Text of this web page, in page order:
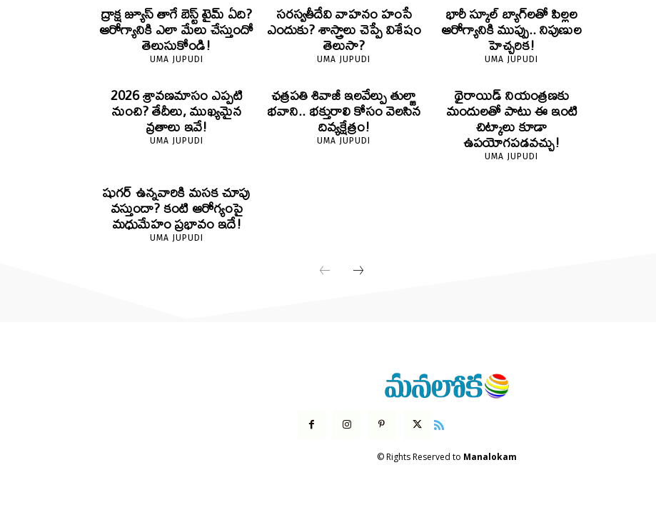
ద్రాక్ష జ్యూస్ తాగే బెస్ట్ టైమ్ ఏది?
ఆరోగ్యానికి ఎలా మేలు చేస్తుందో
తెలుసుకోండి!
UMA JUPUDI
సరస్వతీదేవి వాహనం హంసే
ఎందుకు? శాస్త్రాలు చెప్పే విశేషం
తెలుసా?
UMA JUPUDI
భారీ స్కూల్ బ్యాగ్‌లతో పిల్లల
ఆరోగ్యానికి ముప్పు.. నిపుణుల
హెచ్చరిక!
UMA JUPUDI
2026 శ్రావణమాసం ఎప్పటి
నుంచి? తేదీలు, ముఖ్యమైన
వ్రతాలు ఇవే!
UMA JUPUDI
ఛత్రపతి శివాజీ ఇలవేల్పు తుల్జా
భవాని.. భక్తురాలి కోసం వెలసిన
దివ్యక్షేత్రం!
UMA JUPUDI
థైరాయిడ్ నియంత్రణకు
మందులతో పాటు ఈ ఇంటి
చిట్కాలు కూడా
ఉపయోగపడవచ్చు!
UMA JUPUDI
షుగర్ ఉన్నవారికి మసక చూపు
వస్తుందా? కంటి ఆరోగ్యంపై
మధుమేహం ప్రభావం ఇదే!
UMA JUPUDI
© Rights Reserved to Manalokam